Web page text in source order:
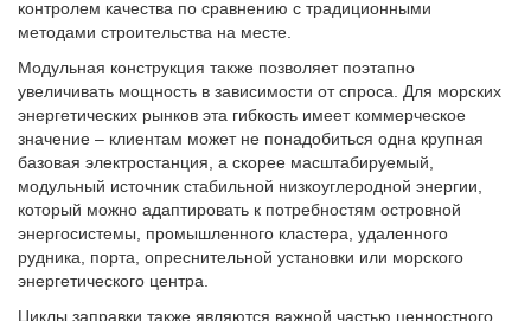
контролем качества по сравнению с традиционными
методами строительства на месте.
Модульная конструкция также позволяет поэтапно
увеличивать мощность в зависимости от спроса. Для морских
энергетических рынков эта гибкость имеет коммерческое
значение – клиентам может не понадобиться одна крупная
базовая электростанция, а скорее масштабируемый,
модульный источник стабильной низкоуглеродной энергии,
который можно адаптировать к потребностям островной
энергосистемы, промышленного кластера, удаленного
рудника, порта, опреснительной установки или морского
энергетического центра.
Циклы заправки также являются важной частью ценностного